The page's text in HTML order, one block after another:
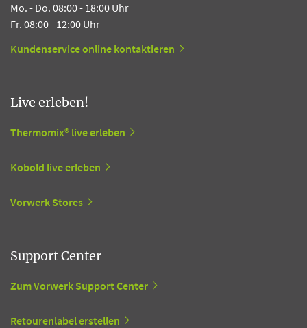
Mo. - Do. 08:00 - 18:00 Uhr
Fr. 08:00 - 12:00 Uhr
Kundenservice online kontaktieren
Live erleben!
Thermomix® live erleben
Kobold live erleben
Vorwerk Stores
Support Center
Zum Vorwerk Support Center
Retourenlabel erstellen